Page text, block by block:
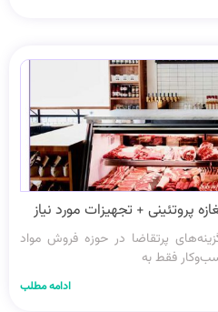
پروتئینی + تجهیزات مورد نیاز
گزینه‌های پرتقاضا در حوزه فروش مواد
فقط به
ادامه مطلب